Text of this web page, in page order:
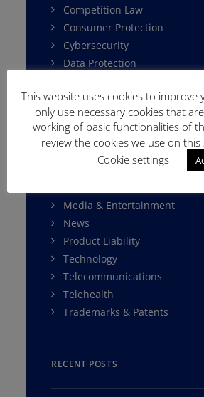
Competition Law
Consumer Protection
Cybersecurity
Data Protection
Environment Law
Fintech
Franchising
Gaming and E-Sports
Media & Entertainment
News
Product Liability
Technology
Telecommunications
Telehealth
Trademarks & Patents
RECENT POSTS
This website uses cookies to improve
only use necessary cookies that
working of basic functionalities of
review the cookies we use on this
Cookie settings